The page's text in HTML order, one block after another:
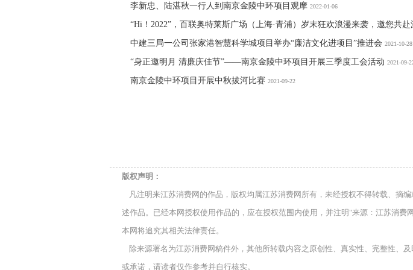
李新忠、陆湛秋一行人到南京金陵中环项目观摩 2022-01-06
“Hi！2022”，百联奥特莱斯广场（上海·青浦）岁末狂欢浪漫来袭，邀您共
中建三局一公司张家港智慧科学城项目举办“廉洁文化进项目”推进会 2021-10-28
“身正邀明月 清廉庆佳节”——南京金陵中环项目开展三季度工会活动 2021-09-
南京金陵中环项目开展中秋拔河比赛 2021-09-22
版权声明：
凡注明来江苏消费网的作品，版权均属江苏消费网所有，未经授权不得转载、摘
述作品。已经本网授权使用作品的，应在授权范围内使用，并注明"来源：江苏消费
本网将追究其相关法律责任。
除来源署名为江苏消费网稿件外，其他所转载内容之原创性、真实性、完整性、
或承诺，请读者仅作参考并自行核实。